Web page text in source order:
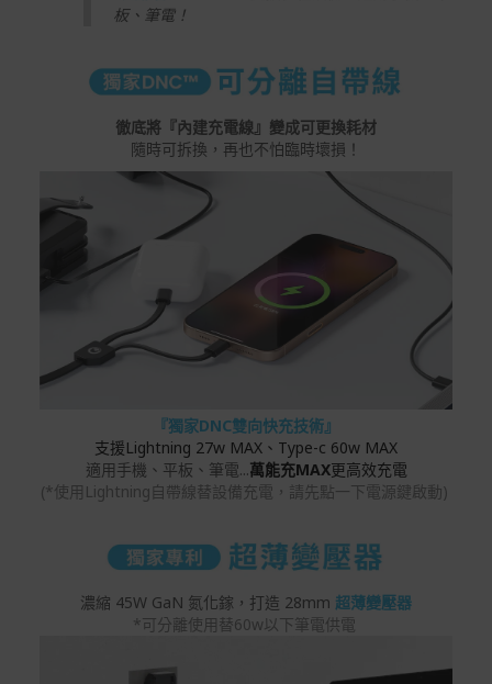
板、筆電！
徹底將『內建充電線』變成可更換耗材
隨時可拆換，再也不怕臨時壞損！
『獨家DNC雙向快充技術』
支援Lightning 27w MAX、Type-c 60w MAX
適用手機、平板、筆電...萬能充MAX更高效充電
(*使用Lightning自帶線替設備充電，請先點一下電源鍵啟動)
濃縮 45W GaN 氮化鎵，打造 28mm 超薄變壓器
*可分離使用替60w以下筆電供電